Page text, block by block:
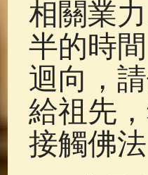
相關業
半的時
迴向，
給祖先
接觸佛